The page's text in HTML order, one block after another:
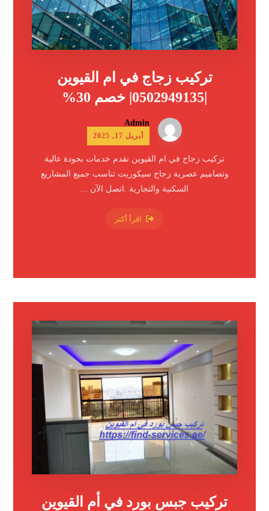
تركيب زجاج في ام القيوين
Admin
أبريل 17, 2025
تركيب زجاج في ام القيوين نقدم خدمات بجودة عالية
وتصاميم عصرية زجاج سيكوريت تناسب جميع المشاريع
السكنية والتجارية .اتصل الآن ...
اقرأ أكثر
تركيب جبس بورد في أم القيوين